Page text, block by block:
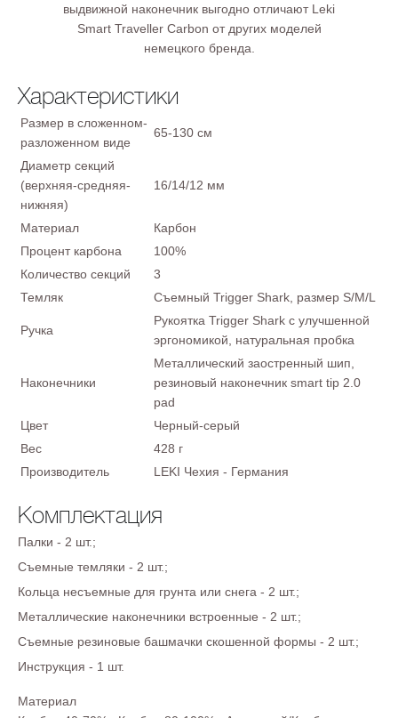
выдвижной наконечник выгодно отличают Leki
Smart Traveller Carbon от других моделей
немецкого бренда.
Характеристики
Размер в сложенном-
разложенном виде
65-130 см
Диаметр секций
(верхняя-средняя-
нижняя)
16/14/12 мм
Материал
Карбон
Процент карбона
100%
Количество секций
3
Темляк
Съемный Trigger Shark, размер S/M/L
Ручка
Рукоятка Trigger Shark c улучшенной
эргономикой, натуральная пробка
Наконечники
Металлический заостренный шип,
резиновый наконечник smart tip 2.0
pad
Цвет
Черный-серый
Вес
428 г
Производитель
LEKI Чехия - Германия
Комплектация
Палки - 2 шт.;
Съемные темляки - 2 шт.;
Кольца несъемные для грунта или снега - 2 шт.;
Металлические наконечники встроенные - 2 шт.;
Съемные резиновые башмачки скошенной формы - 2 шт.;
Инструкция - 1 шт.
Материал